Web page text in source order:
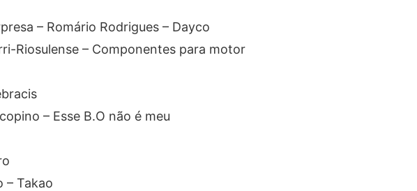
– Romário Rodrigues – Dayco
Riosulense – Componentes para motor
– Esse B.O não é meu
– Takao